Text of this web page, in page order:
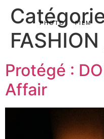
PHOTO FILM
Protégé :
Affair